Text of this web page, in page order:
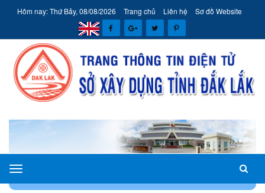
Hôm nay: Thứ Bảy, 08/08/2026 Trang chủ Liên hệ Sơ đồ Website
Sở
Xây